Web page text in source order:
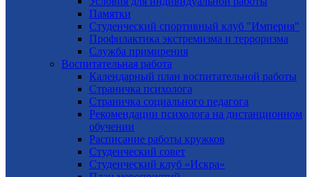
Памятки
Студенческий спортивный клуб "Империя"
Профилактика экстремизма и терроризма
Служба примирения
Воспитательная работа
Календарный план воспитательной работы
Страничка психолога
Страничка социального педагога
Рекомендации психолога на дистанционном
обучении
Расписание работы кружков
Студенческий совет
Студенческий клуб «Искра»